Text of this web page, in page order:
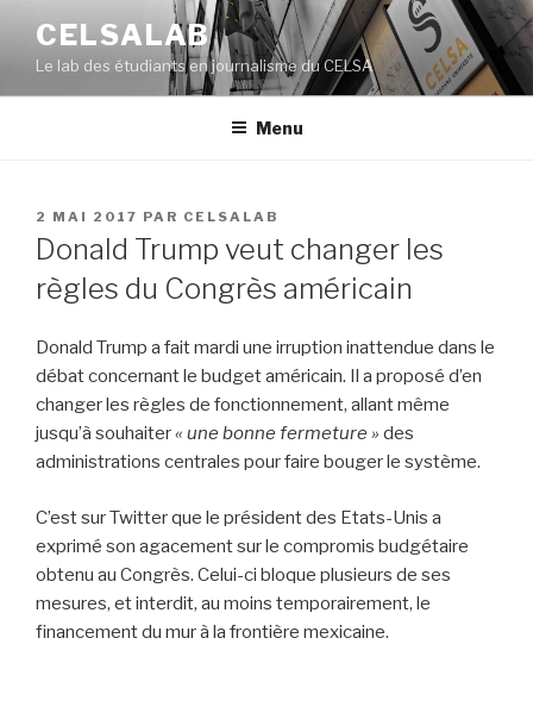
contenu
principal
CELSALAB
Le lab des étudiants en journalisme du CELSA
Menu
PUBLIÉ
LE
2 MAI 2017 PAR CELSALAB
Donald Trump veut changer les
règles du Congrès américain
Donald Trump a fait mardi une irruption inattendue dans le
débat concernant le budget américain. Il a proposé d’en
changer les règles de fonctionnement, allant même
jusqu’à souhaiter« une bonne fermeture » des
administrations centrales pour faire bouger le système.
C’est sur Twitter que le président des Etats-Unis a
exprimé son agacement sur le compromis budgétaire
obtenu au Congrès. Celui-ci bloque plusieurs de ses
mesures, et interdit, au moins temporairement, le
financement du mur à la frontière mexicaine.